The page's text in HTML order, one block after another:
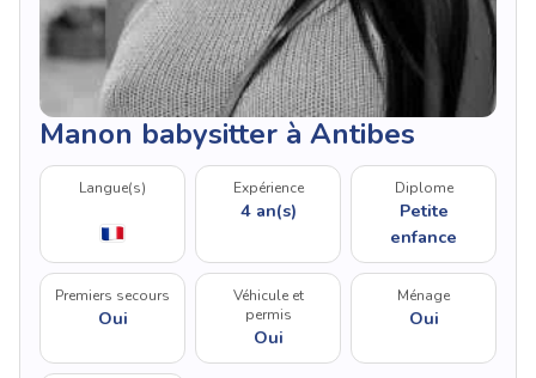
Manon babysitter à Antibes
Langue(s) Expérience
4 an(s)
Diplome
Petite
enfance
Premiers secours
Oui
Véhicule et
permis
Oui
Ménage
Oui